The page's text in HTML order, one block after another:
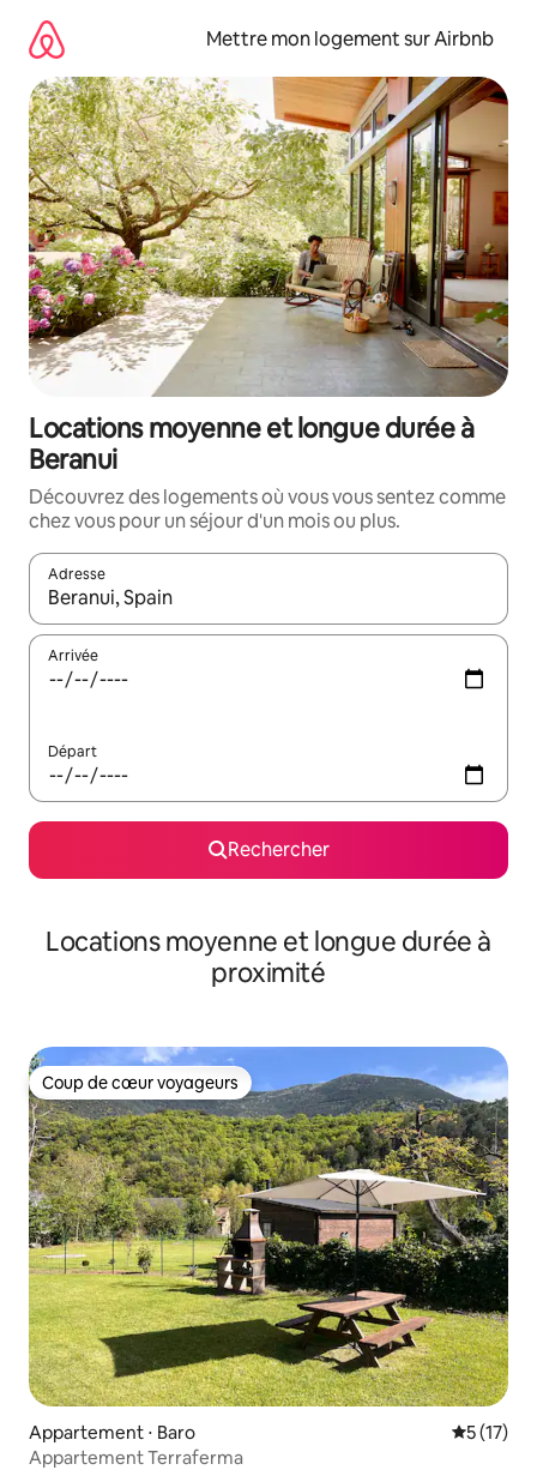
directement
contenu
Mettre mon logement sur Airbnb
Locations moyenne et longue durée à
Beranui
Découvrez des logements où vous vous sentez comme
chez vous pour un séjour d'un mois ou plus.
Adresse
Lorsque les résultats s'affichent, utilisez les flèches vers le
Arrivée
Départ
Rechercher
Locations moyenne et longue durée à
proximité
Coup de cœur voyageurs
Coup de cœur voyageurs
Appartement ⋅ Baro
5 (17)
Appartement Terraferma